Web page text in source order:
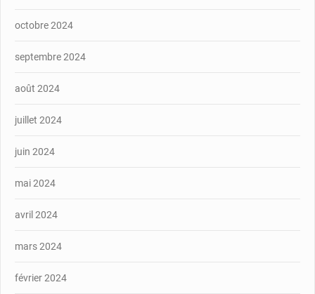
octobre 2024
septembre 2024
août 2024
juillet 2024
juin 2024
mai 2024
avril 2024
mars 2024
février 2024